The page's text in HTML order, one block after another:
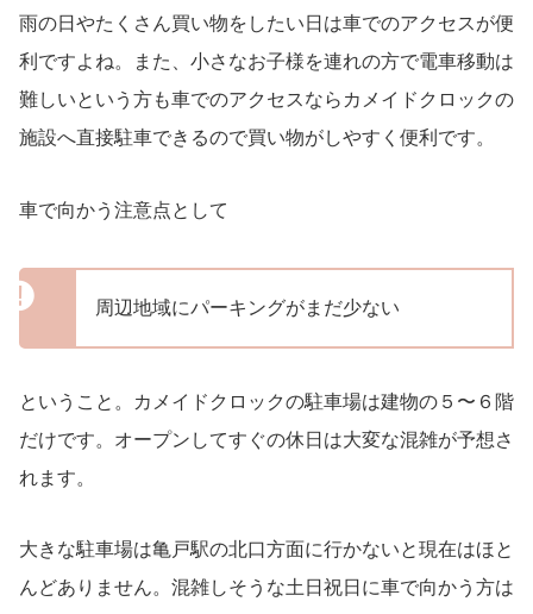
雨の日やたくさん買い物をしたい日は車でのアクセスが便
利ですよね。また、小さなお子様を連れの方で電車移動は
難しいという方も車でのアクセスならカメイドクロックの
施設へ直接駐車できるので買い物がしやすく便利です。
車で向かう注意点として
周辺地域にパーキングがまだ少ない
ということ。カメイドクロックの駐車場は建物の５〜６階
だけです。オープンしてすぐの休日は大変な混雑が予想さ
れます。
大きな駐車場は亀戸駅の北口方面に行かないと現在はほと
んどありません。混雑しそうな土日祝日に車で向かう方は